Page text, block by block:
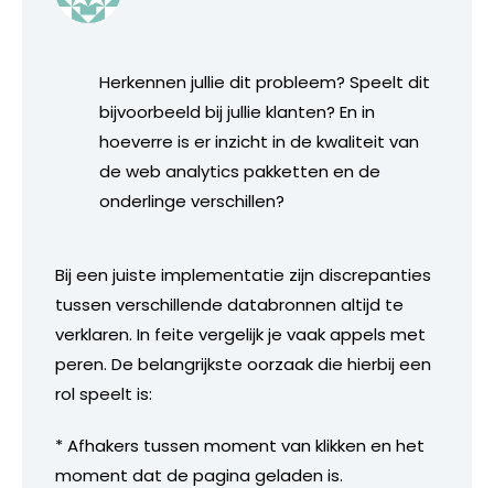
Herkennen jullie dit probleem? Speelt dit
bijvoorbeeld bij jullie klanten? En in
hoeverre is er inzicht in de kwaliteit van
de web analytics pakketten en de
onderlinge verschillen?
Bij een juiste implementatie zijn discrepanties
tussen verschillende databronnen altijd te
verklaren. In feite vergelijk je vaak appels met
peren. De belangrijkste oorzaak die hierbij een
rol speelt is:
* Afhakers tussen moment van klikken en het
moment dat de pagina geladen is.